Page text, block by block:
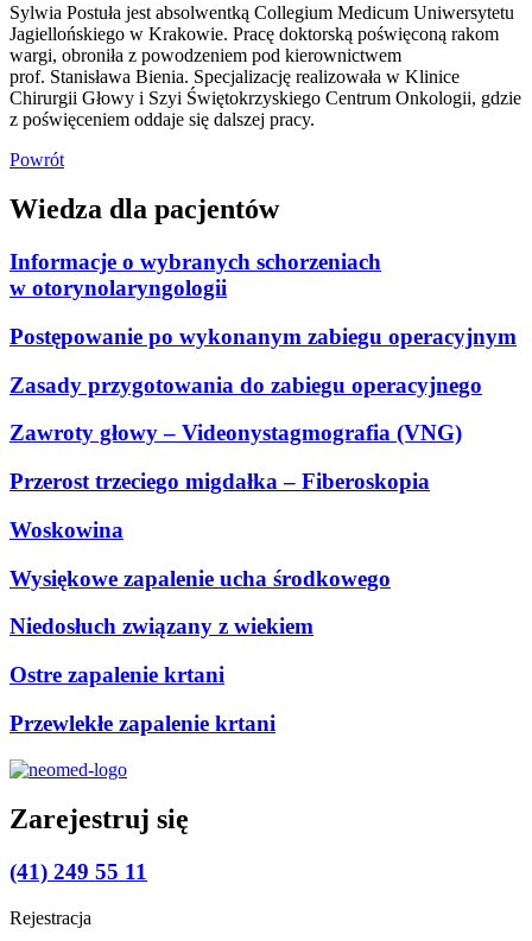
Sylwia Postuła jest absolwentką Collegium Medicum Uniwersytetu
Jagiellońskiego w Krakowie. Pracę doktorską poświęconą rakom
wargi, obroniła z powodzeniem pod kierownictwem
prof. Stanisława Bienia. Specjalizację realizowała w Klinice
Chirurgii Głowy i Szyi Świętokrzyskiego Centrum Onkologii, gdzie
z poświęceniem oddaje się dalszej pracy.
Powrót
Wiedza dla pacjentów
Informacje o wybranych schorzeniach
w otorynolaryngologii
Postępowanie po wykonanym zabiegu operacyjnym
Zasady przygotowania do zabiegu operacyjnego
Zawroty głowy – Videonystagmografia (VNG)
Przerost trzeciego migdałka – Fiberoskopia
Woskowina
Wysiękowe zapalenie ucha środkowego
Niedosłuch związany z wiekiem
Ostre zapalenie krtani
Przewlekłe zapalenie krtani
Zarejestruj się
(41) 249 55 11
Rejestracja